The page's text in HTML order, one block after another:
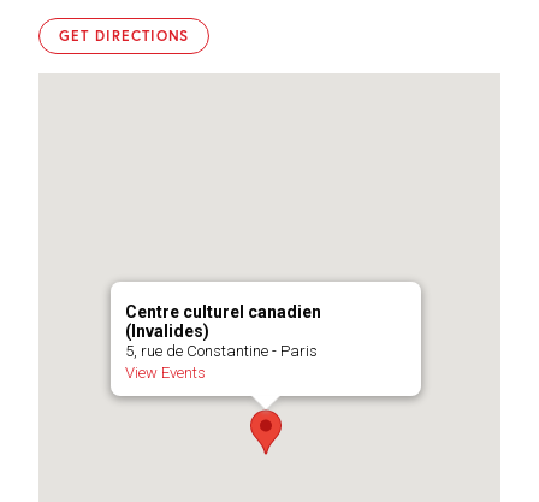
GET DIRECTIONS
Centre culturel canadien
(Invalides)
5, rue de Constantine - Paris
View Events